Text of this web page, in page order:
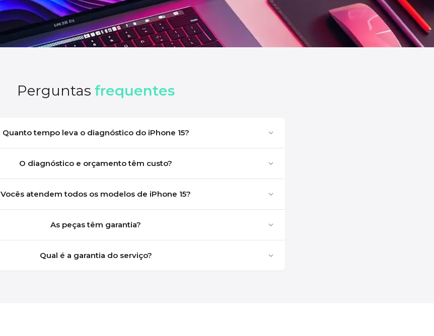
Perguntas frequentes
Quanto tempo leva o diagnóstico do iPhone 15?
O diagnóstico e orçamento têm custo?
Vocês atendem todos os modelos de iPhone 15?
As peças têm garantia?
Qual é a garantia do serviço?